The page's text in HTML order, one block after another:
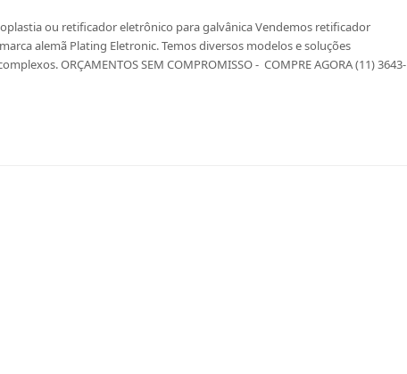
ou retificador eletrônico para galvânica Vendemos retificador
alemã Plating Eletronic. Temos diversos modelos e soluções
ORÇAMENTOS SEM COMPROMISSO - COMPRE AGORA (11) 3643-